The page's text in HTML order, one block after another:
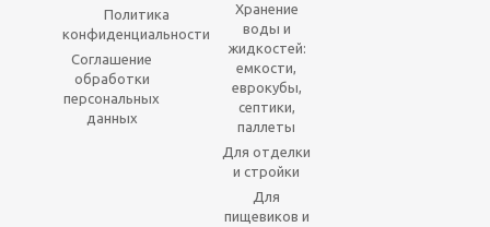
Политика
конфиденциальности
Соглашение
обработки
персональных
данных
Хранение
воды и
жидкостей:
емкости,
еврокубы,
септики,
паллеты
Для отделки
и стройки
Для
пищевиков и